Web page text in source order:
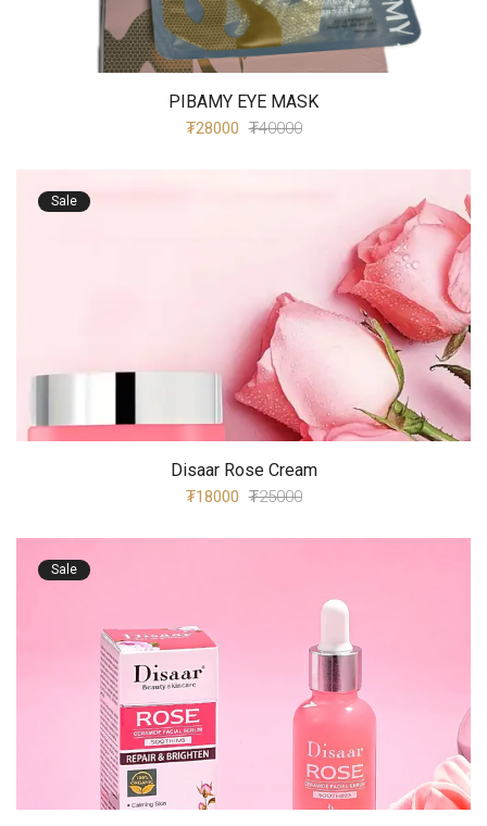
PIBAMY EYE MASK
₮28000 ₮40000
Sale
Disaar Rose Cream
₮18000 ₮25000
Sale